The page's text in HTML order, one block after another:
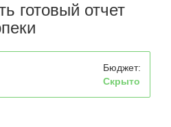
готовый отчет
Бюджет:
Скрыто